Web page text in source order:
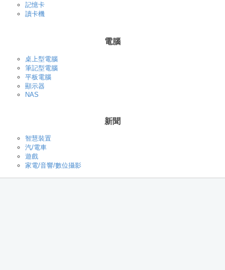
記憶卡
讀卡機
電腦
桌上型電腦
筆記型電腦
平板電腦
顯示器
NAS
新聞
智慧裝置
汽/電車
遊戲
家電/音響/數位攝影